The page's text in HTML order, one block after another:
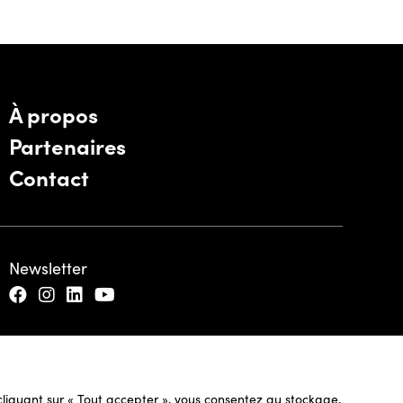
sur « Tout accepter », vous consentez au stockage,
À propos
Partenaires
Contact
Newsletter